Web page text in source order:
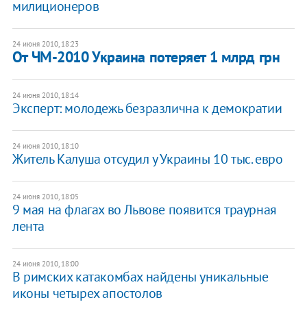
милиционеров
24 июня 2010, 18:23
От ЧМ-2010 Украина потеряет 1 млрд грн
24 июня 2010, 18:14
Эксперт: молодежь безразлична к демократии
24 июня 2010, 18:10
Житель Калуша отсудил у Украины 10 тыс. евро
24 июня 2010, 18:05
9 мая на флагах во Львове появится траурная
лента
24 июня 2010, 18:00
В римских катакомбах найдены уникальные
иконы четырех апостолов